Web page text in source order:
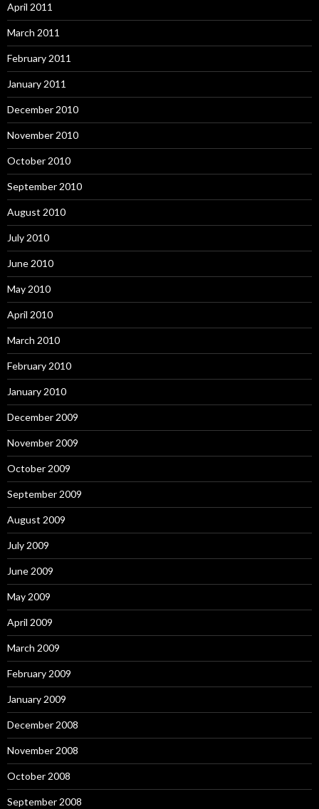
April 2011
March 2011
February 2011
January 2011
December 2010
November 2010
October 2010
September 2010
August 2010
July 2010
June 2010
May 2010
April 2010
March 2010
February 2010
January 2010
December 2009
November 2009
October 2009
September 2009
August 2009
July 2009
June 2009
May 2009
April 2009
March 2009
February 2009
January 2009
December 2008
November 2008
October 2008
September 2008